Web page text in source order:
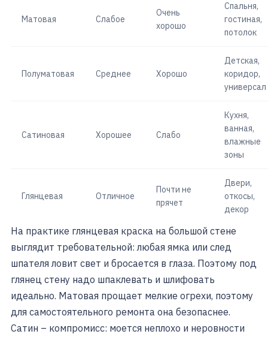
Матовая Слабое
Очень
хорошо
Спальня,
гостиная,
потолок
Полуматовая Среднее Хорошо
Детская,
коридор,
универсал
Сатиновая Хорошее Слабо
Кухня,
ванная,
влажные
зоны
Глянцевая Отличное
Почти не
прячет
Двери,
откосы,
декор
На практике глянцевая краска на большой стене
выглядит требовательной: любая ямка или след
шпателя ловит свет и бросается в глаза. Поэтому под
глянец стену надо шпаклевать и шлифовать
идеально. Матовая прощает мелкие огрехи, поэтому
для самостоятельного ремонта она безопаснее.
Сатин – компромисс: моется неплохо и неровности